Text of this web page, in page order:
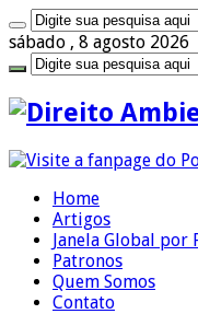
sábado , 8 agosto 2026
Home
Artigos
Janela Global por
Patronos
Quem Somos
Contato